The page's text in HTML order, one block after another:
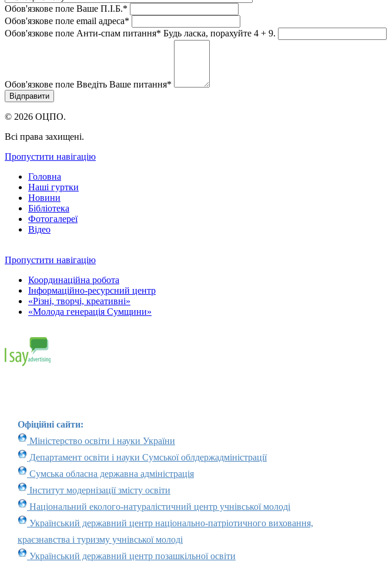
Обов'язкове поле Ваше П.I.Б.*
Обов'язкове поле email адреса*
Обов'язкове поле Анти-спам питання* Будь ласка, порахуйте 4 + 9.
Обов'язкове поле Введіть Ваше питання*
© 2026 ОЦПО.
Всі права захищені.
Пропустити навігацію
Головна
Наші гуртки
Новини
Бібліотека
Фотогалереї
Відео
Пропустити навігацію
Координаційна робота
Інформаційно-ресурсний центр
«Різні, творчі, креативні»
«Молода генерація Сумщини»
Офіційні сайти:
Міністерство освіти і науки України
Департамент освіти і науки Сумської облдержадміністрації
Сумська обласна державна адміністрація
Інститут модернізації змісту освіти
Національний еколого-натуралістичний центр учнівської молоді
Український державний центр національно-патріотичного виховання,
краєзнавства і туризму учнівської молоді
Український державний центр позашкільної освіти